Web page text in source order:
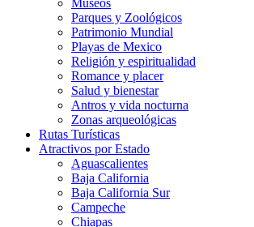
Museos
Parques y Zoológicos
Patrimonio Mundial
Playas de Mexico
Religión y espiritualidad
Romance y placer
Salud y bienestar
Antros y vida nocturna
Zonas arqueológicas
Rutas Turísticas
Atractivos por Estado
Aguascalientes
Baja California
Baja California Sur
Campeche
Chiapas